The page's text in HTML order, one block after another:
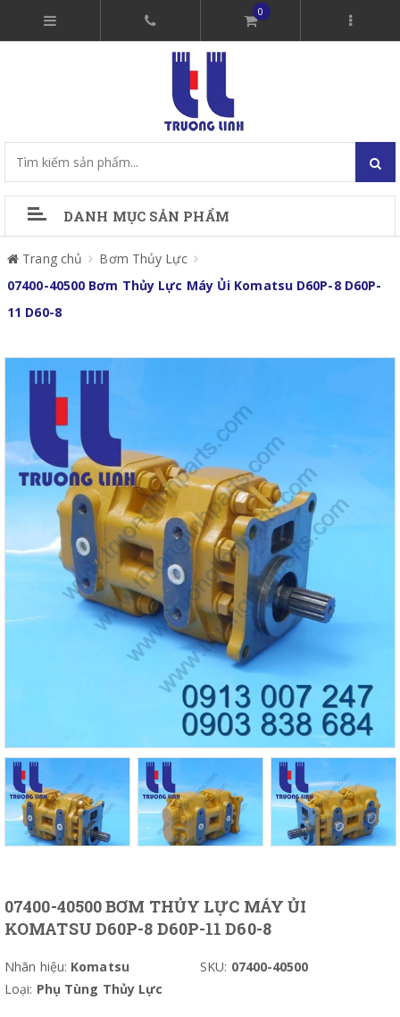
0
DANH MỤC SẢN PHẨM
Trang chủ
Bơm Thủy Lực
07400-40500 Bơm Thủy Lực Máy Ủi Komatsu D60P-8 D60P-
11 D60-8
07400-40500 BƠM THỦY LỰC MÁY ỦI
KOMATSU D60P-8 D60P-11 D60-8
Nhãn hiệu: Komatsu SKU: 07400-40500
Loại: Phụ Tùng Thủy Lực